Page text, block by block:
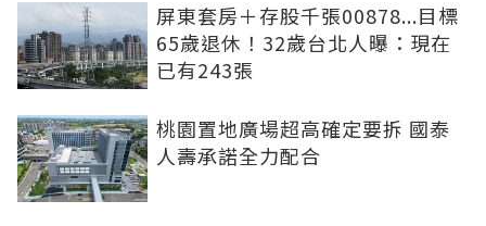
屏東套房＋存股千張00878...目標
65歲退休！32歲台北人曝：現在
已有243張
桃園置地廣場超高確定要拆 國泰
人壽承諾全力配合